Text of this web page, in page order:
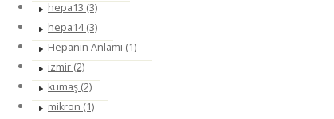
hepa13 (3)
hepa14 (3)
Hepanın Anlamı (1)
izmir (2)
kumaş (2)
mikron (1)